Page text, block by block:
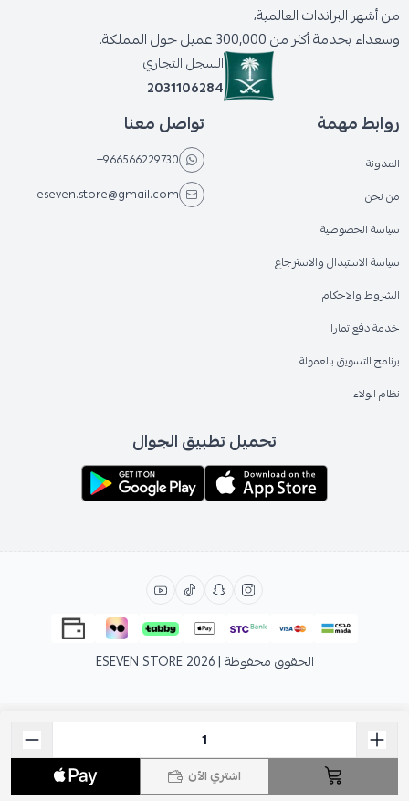
اشتري الآن
من أشهر البراندات العالمية،
وسعداء بخدمة أكثر من 300,000 عميل حول المملكة.
السجل التجاري
2031106284
روابط مهمة
المدونة
من نحن
سياسة الخصوصية
سياسة الاستبدال والاسترجاع
الشروط والاحكام
خدمة دفع تمارا
برنامج التسويق بالعمولة
نظام الولاء
تواصل معنا
+966566229730
eseven.store@gmail.com
تحميل تطبيق الجوال
الحقوق محفوظة | 2026 ESEVEN STORE